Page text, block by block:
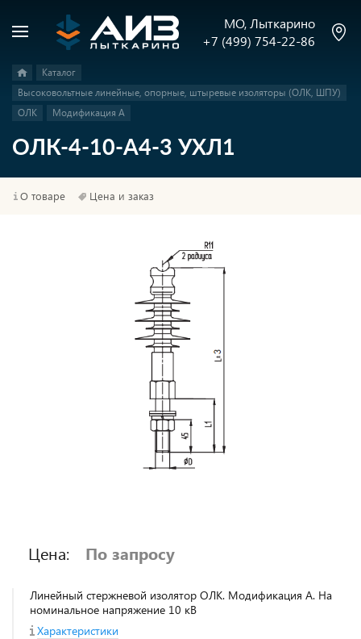
МО, Лыткарино
+7 (499) 754-22-86
Каталог
Высоковольтные линейные, опорные, штыревые изоляторы (ОЛК, ШПУ)
ОЛК
Модификация А
ОЛК-4-10-А4-3 УХЛ1
О товаре Цена и заказ
Цена: По запросу
Линейный стержневой изолятор ОЛК. Модификация А. На
номинальное напряжение 10 кВ
Характеристики